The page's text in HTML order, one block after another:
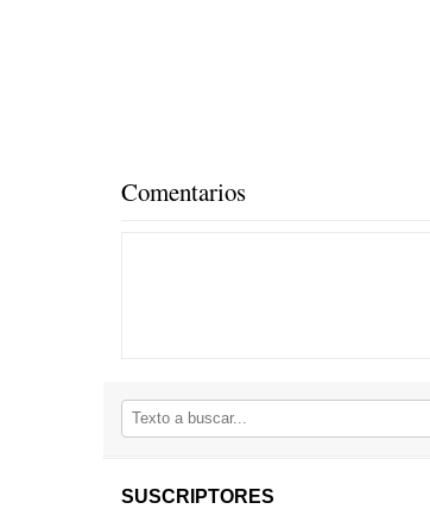
Comentarios
SUSCRIPTORES